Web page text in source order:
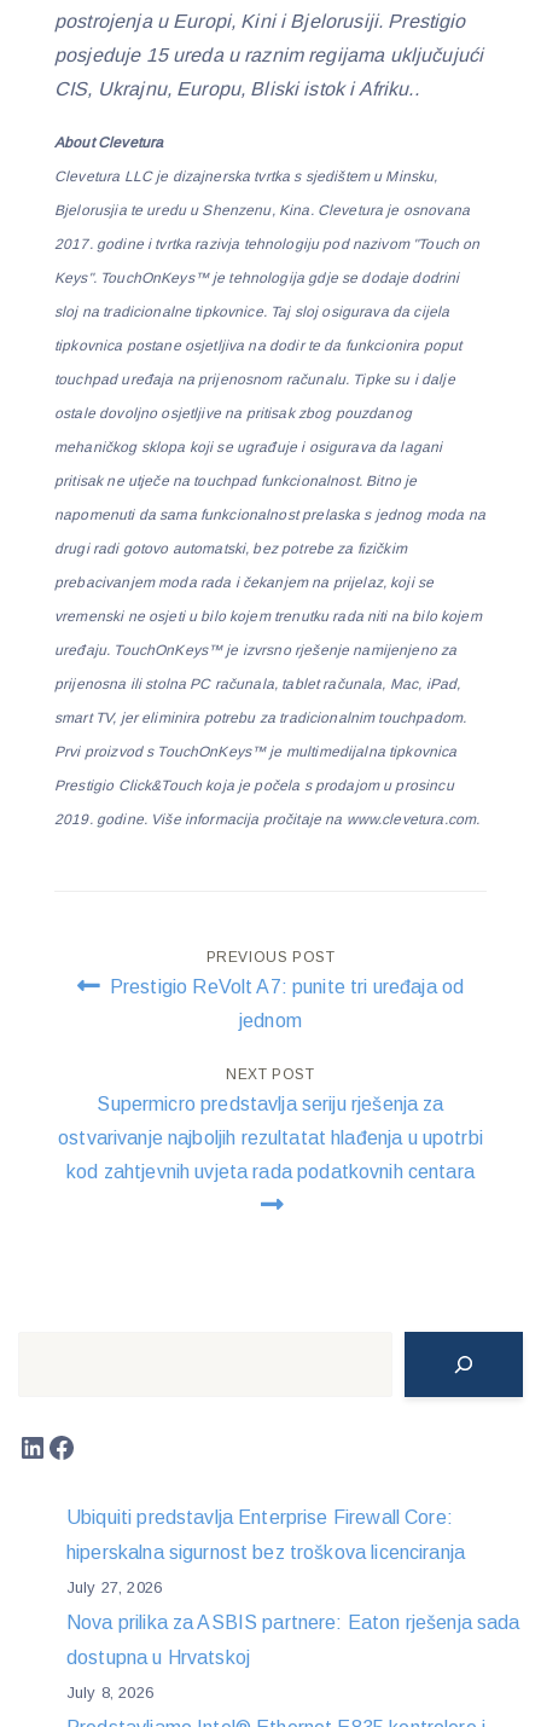
postrojenja u Europi, Kini i Bjelorusiji. Prestigio
posjeduje 15 ureda u raznim regijama uključujući
CIS, Ukrajnu, Europu, Bliski istok i Afriku..
About Clevetura
Clevetura LLC je dizajnerska tvrtka s sjedištem u Minsku,
Bjelorusjia te uredu u Shenzenu, Kina. Clevetura je osnovana
2017. godine i tvrtka razivja tehnologiju pod nazivom "Touch on
Keys". TouchOnKeys™ je tehnologija gdje se dodaje dodrini
sloj na tradicionalne tipkovnice. Taj sloj osigurava da cijela
tipkovnica postane osjetljiva na dodir te da funkcionira poput
touchpad uređaja na prijenosnom računalu. Tipke su i dalje
ostale dovoljno osjetljive na pritisak zbog pouzdanog
mehaničkog sklopa koji se ugrađuje i osigurava da lagani
pritisak ne utječe na touchpad funkcionalnost. Bitno je
napomenuti da sama funkcionalnost prelaska s jednog moda na
drugi radi gotovo automatski, bez potrebe za fizičkim
prebacivanjem moda rada i čekanjem na prijelaz, koji se
vremenski ne osjeti u bilo kojem trenutku rada niti na bilo kojem
uređaju. TouchOnKeys™ je izvrsno rješenje namijenjeno za
prijenosna ili stolna PC računala, tablet računala, Mac, iPad,
smart TV, jer eliminira potrebu za tradicionalnim touchpadom.
Prvi proizvod s TouchOnKeys™ je multimedijalna tipkovnica
Prestigio Click&Touch koja je počela s prodajom u prosincu
2019. godine. Više informacija pročitaje na www.clevetura.com.
Post
PREVIOUS POST
Prestigio ReVolt A7: punite tri uređaja od
jednom
NEXT POST
Supermicro predstavlja seriju rješenja za
ostvarivanje najboljih rezultatat hlađenja u upotrbi
kod zahtjevnih uvjeta rada podatkovnih centara
LinkedIn
Facebook
Ubiquiti predstavlja Enterprise Firewall Core:
hiperskalna sigurnost bez troškova licenciranja
July 27, 2026
Nova prilika za ASBIS partnere: Eaton rješenja sada
dostupna u Hrvatskoj
July 8, 2026